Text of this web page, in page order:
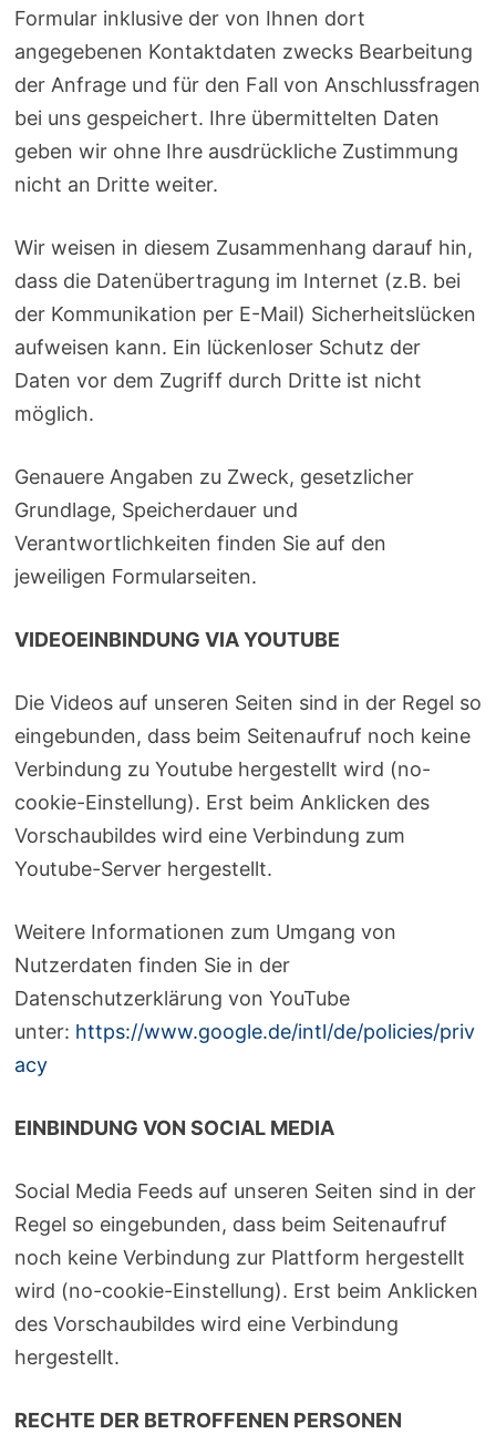
Formular inklusive der von Ihnen dort
angegebenen Kontaktdaten zwecks Bearbeitung
der Anfrage und für den Fall von Anschlussfragen
bei uns gespeichert. Ihre übermittelten Daten
geben wir ohne Ihre ausdrückliche Zustimmung
nicht an Dritte weiter.
Wir weisen in diesem Zusammenhang darauf hin,
dass die Datenübertragung im Internet (z.B. bei
der Kommunikation per E-Mail) Sicherheitslücken
aufweisen kann. Ein lückenloser Schutz der
Daten vor dem Zugriff durch Dritte ist nicht
möglich.
Genauere Angaben zu Zweck, gesetzlicher
Grundlage, Speicherdauer und
Verantwortlichkeiten finden Sie auf den
jeweiligen Formularseiten.
VIDEOEINBINDUNG VIA YOUTUBE
Die Videos auf unseren Seiten sind in der Regel so
eingebunden, dass beim Seitenaufruf noch keine
Verbindung zu Youtube hergestellt wird (no-
cookie-Einstellung). Erst beim Anklicken des
Vorschaubildes wird eine Verbindung zum
Youtube-Server hergestellt.
Weitere Informationen zum Umgang von
Nutzerdaten finden Sie in der
Datenschutzerklärung von YouTube
unter: https://www.google.de/intl/de/policies/priv
acy
EINBINDUNG VON SOCIAL MEDIA
Social Media Feeds auf unseren Seiten sind in der
Regel so eingebunden, dass beim Seitenaufruf
noch keine Verbindung zur Plattform hergestellt
wird (no-cookie-Einstellung). Erst beim Anklicken
des Vorschaubildes wird eine Verbindung
hergestellt.
RECHTE DER BETROFFENEN PERSONEN